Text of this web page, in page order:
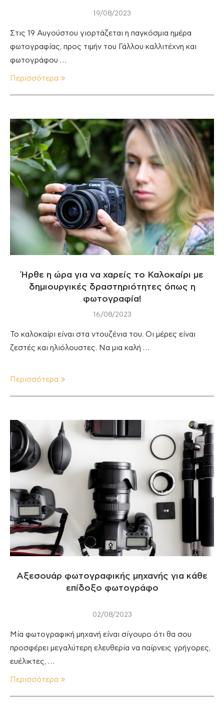
19/08/2023
Στις 19 Αυγούστου γιορτάζεται η παγκόσμια ημέρα
φωτογραφίας, προς τιμήν του Γάλλου καλλιτέχνη και
φωτογράφου …
Περισσότερα
Ήρθε η ώρα για να χαρείς το Καλοκαίρι με
δημιουργικές δραστηριότητες όπως η
φωτογραφία!
16/08/2023
Το καλοκαίρι είναι στα ντουζένια του. Οι μέρες είναι
ζεστές και ηλιόλουστες. Nα μια καλή …
Περισσότερα
Αξεσουάρ φωτογραφικής μηχανής για κάθε
επίδοξο φωτογράφο
02/08/2023
Μία φωτογραφική μηχανή είναι σίγουρο ότι θα σου
προσφέρει μεγαλύτερη ελευθερία να παίρνεις γρήγορες,
ευέλικτες, …
Περισσότερα